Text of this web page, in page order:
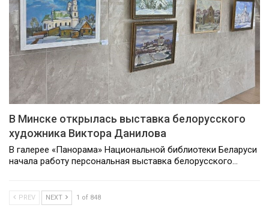
В Минске открылась выставка белорусского
художника Виктора Данилова
В галерее «Панорама» Национальной библиотеки Беларуси
начала работу персональная выставка белорусского…
PREV NEXT 1 of 848